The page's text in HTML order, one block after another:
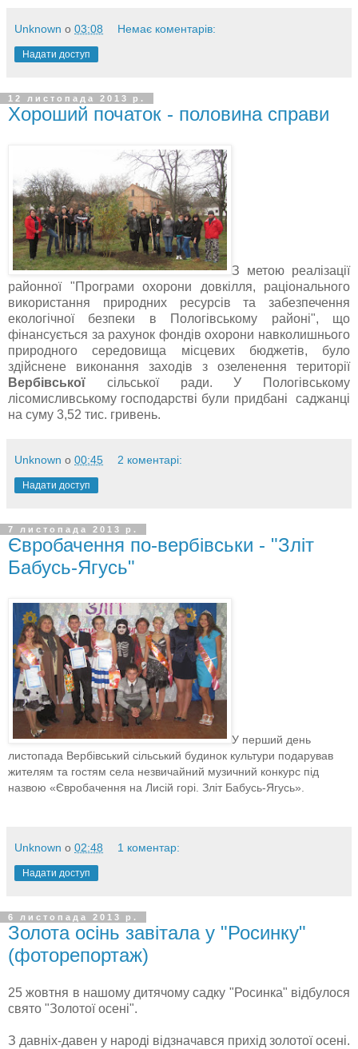
Unknown о 03:08 Немає коментарів:
Надати доступ
12 листопада 2013 р.
Хороший початок - половина справи
З метою реалізації
районної "Програми охорони довкілля, раціонального
використання природних ресурсів та забезпечення
екологічної безпеки в Пологівському районі", що
фінансується за рахунок фондів охорони навколишнього
природного середовища місцевих бюджетів, було
здійснене виконання заходів з озеленення території
Вербівської сільської ради. У Пологівському
лісомисливському господарстві були придбані саджанці
на суму 3,52 тис. гривень.
Unknown о 00:45 2 коментарі:
Надати доступ
7 листопада 2013 р.
Євробачення по-вербівськи - "Зліт
Бабусь-Ягусь"
У перший день
листопада Вербівський сільський будинок культури подарував
жителям та гостям села незвичайний музичний конкурс під
назвою «Євробачення на Лисій горі. Зліт Бабусь-Ягусь».
Unknown о 02:48 1 коментар:
Надати доступ
6 листопада 2013 р.
Золота осінь завітала у "Росинку"
(фоторепортаж)
25 жовтня в нашому дитячому садку "Росинка" відбулося
свято "Золотої осені".
З давніх-давен у народі відзначався прихід золотої осені.